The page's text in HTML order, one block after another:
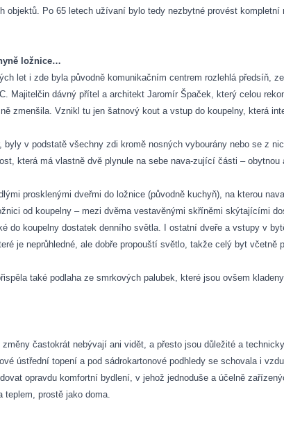
objektů. Po 65 letech užívaní bylo tedy nezbytné provést
ložnice…
let i zde byla původně komunikačním centrem rozlehlá předsíň,
Majitelčin dávný přítel a architekt Jaromír Špaček, který celou
zmenšila. Vznikl tu jen šatnový kout a vstup do koupelny, která
v podstatě všechny zdi kromě nosných vybourány nebo se z
která má vlastně dvě plynule na sebe nava-zující části –
prosklenými dveřmi do ložnice (původně kuchyň), na kterou
od koupelny – mezi dvěma vestavěnými skříněmi skýtajícími
do koupelny dostatek denního světla. I ostatní dveře a vstupy v
je neprůhledné, ale dobře propouští světlo, takže celý byt včetně
také podlaha ze smrkových palubek, které jsou ovšem
změny častokrát nebývají ani vidět, a přesto jsou důležité a
ústřední topení a pod sádrokartonové podhledy se schovala i
opravdu komfortní bydlení, v jehož jednoduše a účelně
teplem, prostě jako doma.